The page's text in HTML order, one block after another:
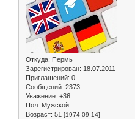
Откуда: Пермь
Зарегистрирован: 18.07.2011
Приглашений: 0
Сообщений: 2373
Уважение: +36
Пол: Мужской
Возраст: 51 [1974-09-14]